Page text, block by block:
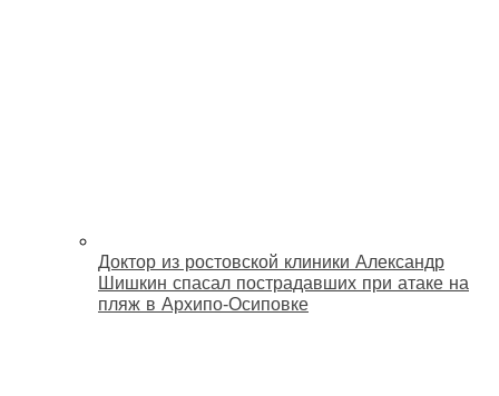
Доктор из ростовской клиники Александр
Шишкин спасал пострадавших при атаке на
пляж в Архипо‑Осиповке